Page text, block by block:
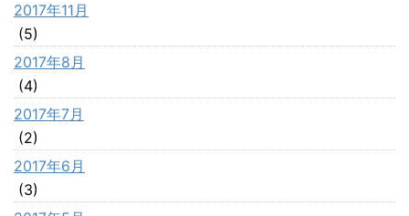
2017年11月
(5)
2017年8月
(4)
2017年7月
(2)
2017年6月
(3)